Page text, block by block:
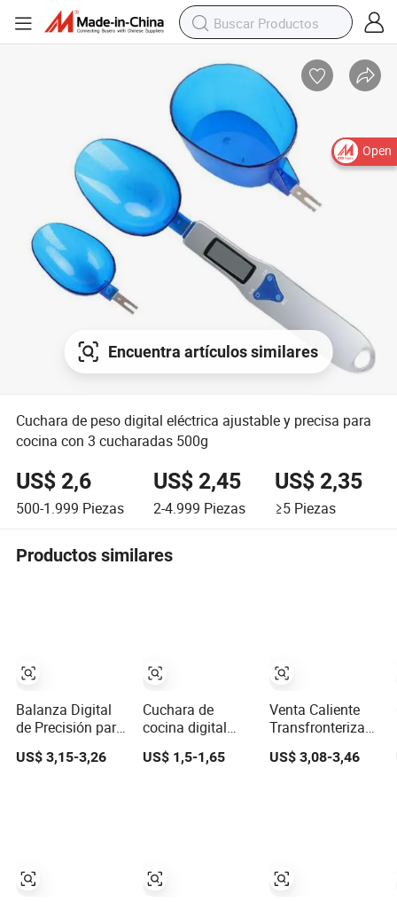
Open
Encuentra artículos similares
Cuchara de peso digital eléctrica ajustable y precisa para
cocina con 3 cucharadas 500g
US$ 2,6
500-1.999 Piezas
US$ 2,45
2-4.999 Piezas
US$ 2,35
≥5Piezas
Productos similares
Balanza Digital
de Precisión para
el Control de
Porciones de
US$ 3,15-3,26
Cuchara de
cocina digital
electrónica mini
de medición
US$ 1,5-1,65
Venta Caliente
Transfronteriza
Balanza de
Cocina Digital,
US$ 3,08-3,46